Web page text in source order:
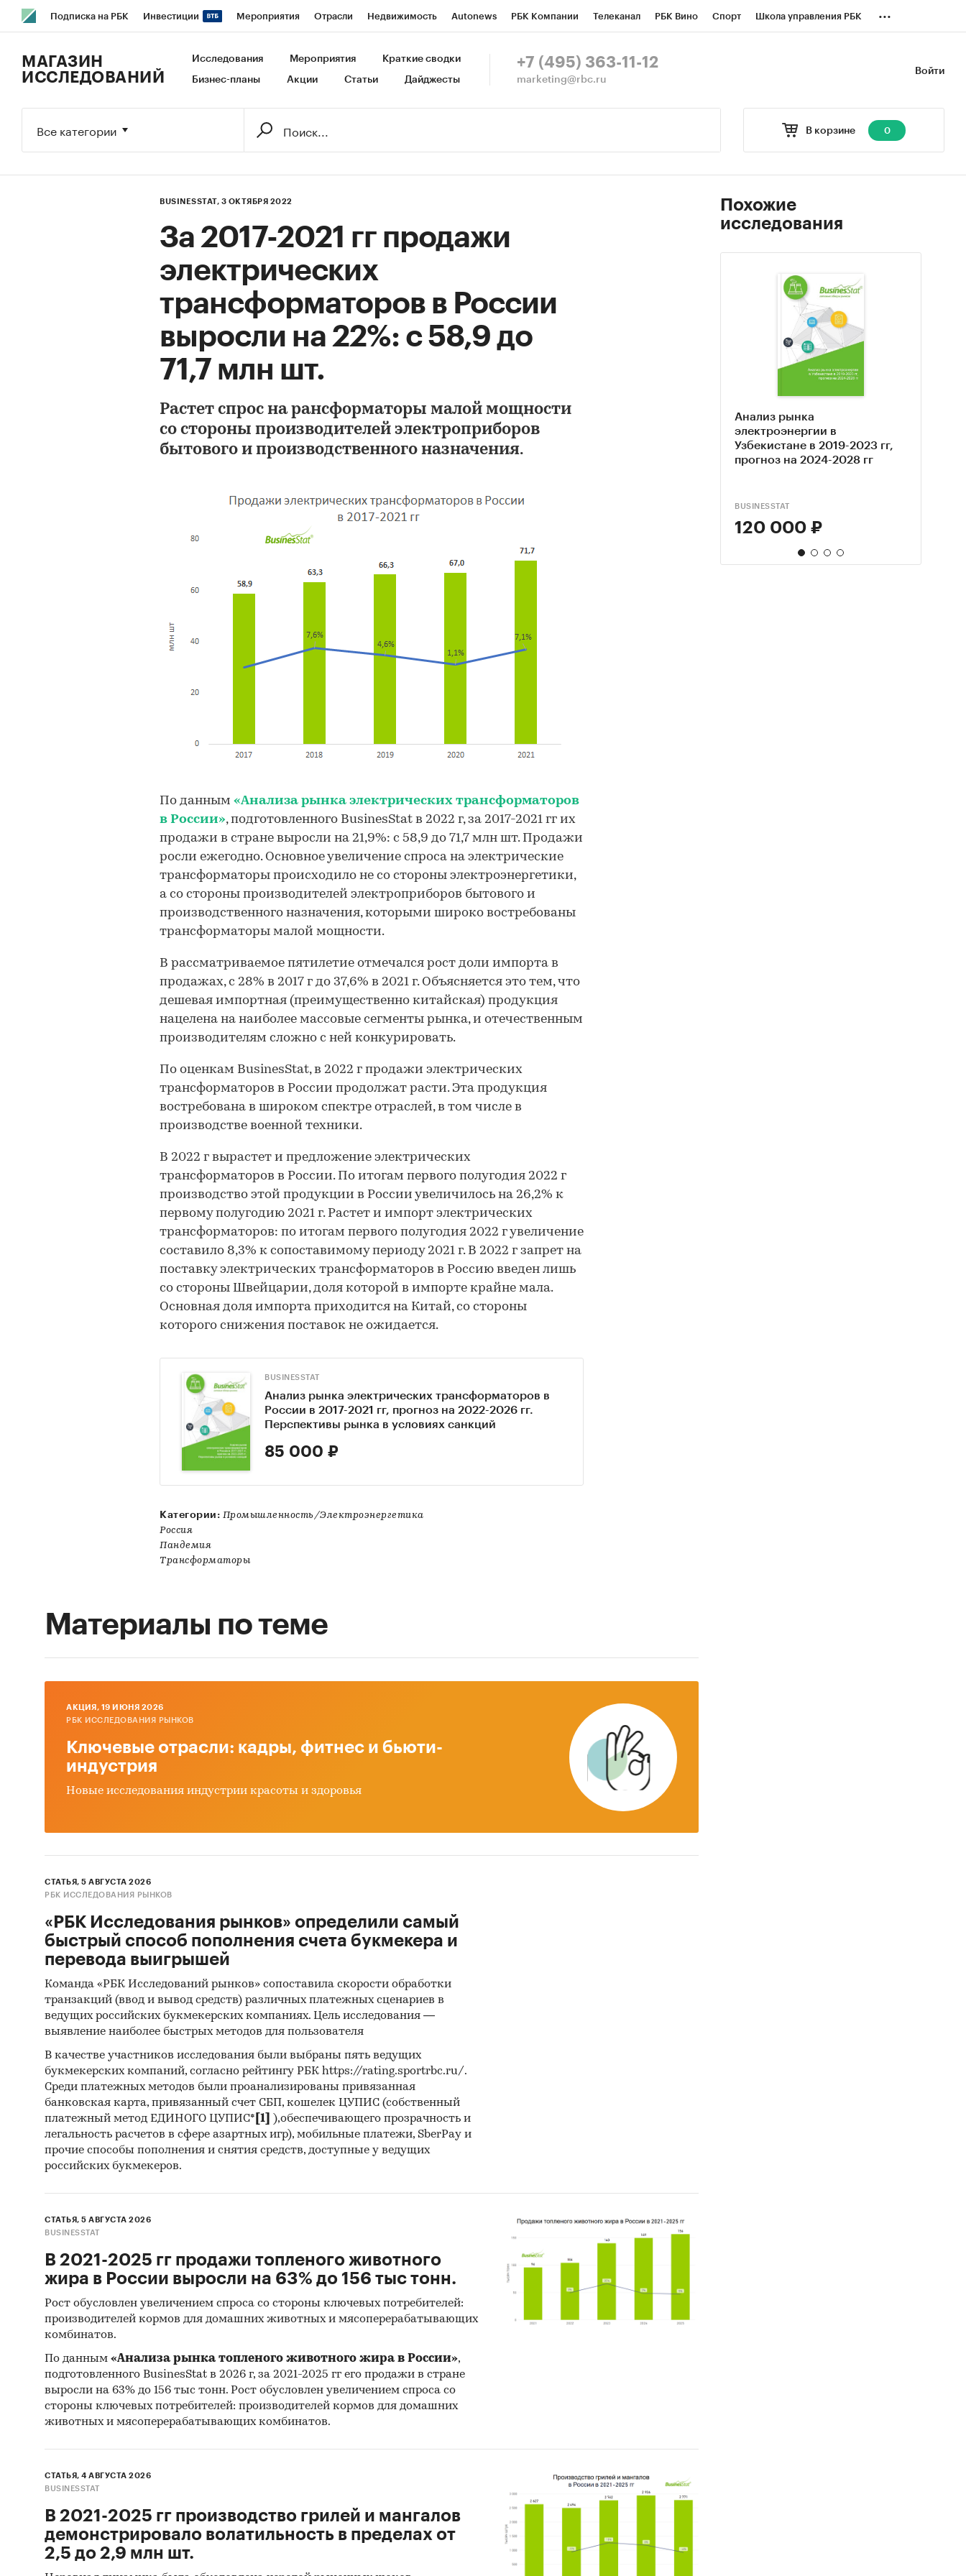
Подписка на РБК Инвестиции Мероприятия Отрасли Недвижимость Autonews РБК Компании Телеканал РБК Вино Спорт Школа управления РБК
Исследования Кредитные рейтинги Франшизы Газета Спецпроекты СПб Конференции СПб Спецпроекты
...
Войти
МАГАЗИН
ИССЛЕДОВАНИЙ
Исследования Мероприятия Краткие сводки
Бизнес-планы Акции Статьи Дайджесты
+7 (495) 363-11-12
marketing@rbc.ru
В корзине 0
Все категории
BUSINESSTAT, 3 ОКТЯБРЯ 2022
За 2017-2021 гг продажи
электрических
трансформаторов в России
выросли на 22%: с 58,9 до
71,7 млн шт.
Растет спрос на рансформаторы малой мощности
со стороны производителей электроприборов
бытового и производственного назначения.
По данным «Анализа рынка электрических трансформаторов
в России», подготовленного BusinesStat в 2022 г, за 2017-2021 гг их
продажи в стране выросли на 21,9%: с 58,9 до 71,7 млн шт. Продажи
росли ежегодно. Основное увеличение спроса на электрические
трансформаторы происходило не со стороны электроэнергетики,
а со стороны производителей электроприборов бытового и
производственного назначения, которыми широко востребованы
трансформаторы малой мощности.
В рассматриваемое пятилетие отмечался рост доли импорта в
продажах, с 28% в 2017 г до 37,6% в 2021 г. Объясняется это тем, что
дешевая импортная (преимущественно китайская) продукция
нацелена на наиболее массовые сегменты рынка, и отечественным
производителям сложно с ней конкурировать.
По оценкам BusinesStat, в 2022 г продажи электрических
трансформаторов в России продолжат расти. Эта продукция
востребована в широком спектре отраслей, в том числе в
производстве военной техники.
В 2022 г вырастет и предложение электрических
трансформаторов в России. По итогам первого полугодия 2022 г
производство этой продукции в России увеличилось на 26,2% к
первому полугодию 2021 г. Растет и импорт электрических
трансформаторов: по итогам первого полугодия 2022 г увеличение
составило 8,3% к сопоставимому периоду 2021 г. В 2022 г запрет на
поставку электрических трансформаторов в Россию введен лишь
со стороны Швейцарии, доля которой в импорте крайне мала.
Основная доля импорта приходится на Китай, со стороны
которого снижения поставок не ожидается.
BUSINESSTAT
Анализ рынка электрических трансформаторов в
России в 2017-2021 гг, прогноз на 2022-2026 гг.
Перспективы рынка в условиях санкций
85 000 ₽
Категории: Промышленность/Электроэнергетика
Россия
Пандемия
Трансформаторы
Похожие
исследования
Анализ рынка
электроэнергии в
Узбекистане в 2019-2023 гг,
прогноз на 2024-2028 гг
BUSINESSTAT
120 000 ₽
Материалы по теме
AКЦИЯ, 19 ИЮНЯ 2026
РБК ИССЛЕДОВАНИЯ РЫНКОВ
Ключевые отрасли: кадры, фитнес и бьюти-
индустрия
Новые исследования индустрии красоты и здоровья
СТАТЬЯ, 5 АВГУСТА 2026
РБК ИССЛЕДОВАНИЯ РЫНКОВ
«РБК Исследования рынков» определили самый
быстрый способ пополнения счета букмекера и
перевода выигрышей
Команда «РБК Исследований рынков» сопоставила скорости обработки
транзакций (ввод и вывод средств) различных платежных сценариев в
ведущих российских букмекерских компаниях. Цель исследования —
выявление наиболее быстрых методов для пользователя
В качестве участников исследования были выбраны пять ведущих
букмекерских компаний, согласно рейтингу РБК https://rating.sportrbc.ru/.
Среди платежных методов были проанализированы привязанная
банковская карта, привязанный счет СБП, кошелек ЦУПИС (собственный
платежный метод ЕДИНОГО ЦУПИС* [1]
),обеспечивающего прозрачность и
легальность расчетов в сфере азартных игр), мобильные платежи, SberPay и
прочие способы пополнения и снятия средств, доступные у ведущих
российских букмекеров.
СТАТЬЯ, 5 АВГУСТА 2026
BUSINESSTAT
В 2021-2025 гг продажи топленого животного
жира в России выросли на 63% до 156 тыс тонн.
Рост обусловлен увеличением спроса со стороны ключевых потребителей:
производителей кормов для домашних животных и мясоперерабатывающих
комбинатов.
По данным «Анализа рынка топленого животного жира в России»,
подготовленного BusinesStat в 2026 г, за 2021-2025 гг его продажи в стране
выросли на 63% до 156 тыс тонн. Рост обусловлен увеличением спроса со
стороны ключевых потребителей: производителей кормов для домашних
животных и мясоперерабатывающих комбинатов.
СТАТЬЯ, 4 АВГУСТА 2026
BUSINESSTAT
В 2021-2025 гг производство грилей и мангалов
демонстрировало волатильность в пределах от
2,5 до 2,9 млн шт.